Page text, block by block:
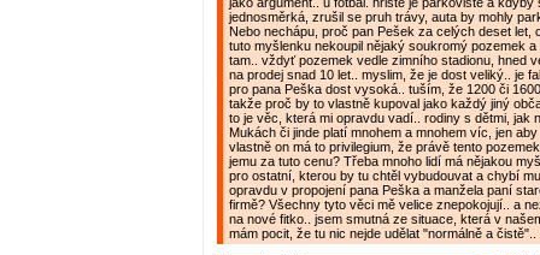
jednosměrká, zrušil se pruh trávy, auta by mohly
Nebo nechápu, proč pan Pešek za celých deset let,
tuto myšlenku nekoupil nějaký soukromý pozemek a
tam.. vždyť pozemek vedle zimního stadionu, hned
na prodej snad 10 let.. myslim, že je dost veliký.. je
pro pana Peška dost vysoká.. tuším, že 1200 či
takže proč by to vlastně kupoval jako každý jiný
to je věc, která mi opravdu vadí.. rodiny s dětmi, jak
Mukách či jinde platí mnohem a mnohem víc, jen
vlastně on má to privilegium, že právě tento
jemu za tuto cenu? Třeba mnoho lidí má nějakou
pro ostatní, kterou by tu chtěl vybudouvat a chybí
opravdu v propojení pana Peška a manžela paní
firmě? Všechny tyto věci mě velice znepokojují.. a
na nové fitko.. jsem smutná ze situace, která v
mám pocit, že tu nic nejde udělat "normálně a čistě"..